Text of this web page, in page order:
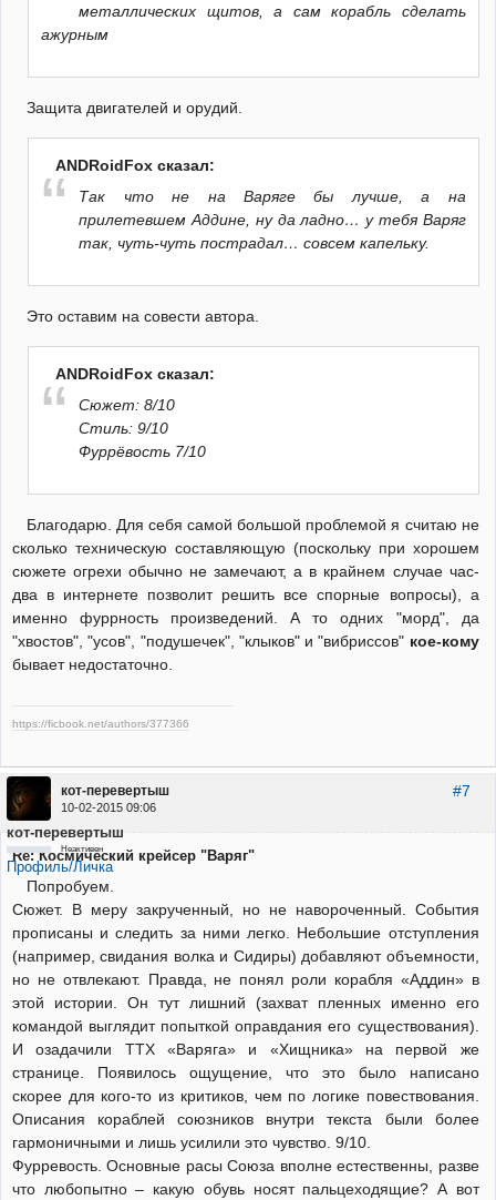
металлических щитов, а сам корабль сделать
ажурным
Защита двигателей и орудий.
ANDRoidFox сказал:
Так что не на Варяге бы лучше, а на
прилетевшем Аддине, ну да ладно… у тебя Варяг
так, чуть-чуть пострадал… совсем капельку.
Это оставим на совести автора.
ANDRoidFox сказал:
Сюжет: 8/10
Стиль: 9/10
Фуррёвость 7/10
Благодарю. Для себя самой большой проблемой я считаю не
сколько техническую составляющую (поскольку при хорошем
сюжете огрехи обычно не замечают, а в крайнем случае час-
два в интернете позволит решить все спорные вопросы), а
именно фуррность произведений. А то одних "морд", да
"хвостов", "усов", "подушечек", "клыков" и "вибриссов" кое-кому
бывает недостаточно.
https://ficbook.net/authors/377366
#7
кот-перевертыш
10-02-2015 09:06
кот-перевертыш
Неактивен
Профиль/Личка
Re: Космический крейсер "Варяг"
Попробуем.
Сюжет. В меру закрученный, но не навороченный. События
прописаны и следить за ними легко. Небольшие отступления
(например, свидания волка и Сидиры) добавляют объемности,
но не отвлекают. Правда, не понял роли корабля «Аддин» в
этой истории. Он тут лишний (захват пленных именно его
командой выглядит попыткой оправдания его существования).
И озадачили ТТХ «Варяга» и «Хищника» на первой же
странице. Появилось ощущение, что это было написано
скорее для кого-то из критиков, чем по логике повествования.
Описания кораблей союзников внутри текста были более
гармоничными и лишь усилили это чувство. 9/10.
Фурревость. Основные расы Союза вполне естественны, разве
что любопытно – какую обувь носят пальцеходящие? А вот